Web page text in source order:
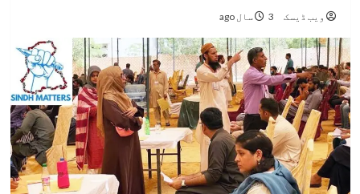
ویب ڈیسک 3 سال ago